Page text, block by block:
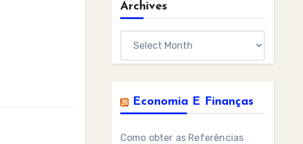
Archives
Economia E Finanças
Como obter as Referências